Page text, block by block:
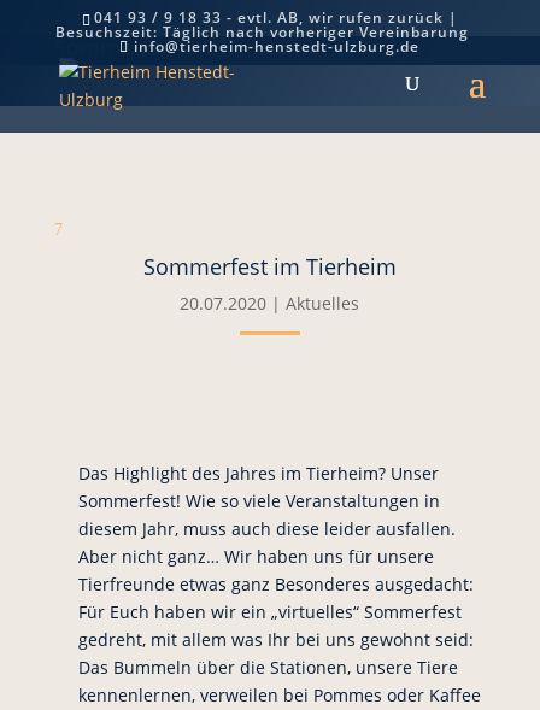
041 93 / 9 18 33 - evtl. AB, wir rufen zurück |
Besuchszeit: Täglich nach vorheriger Vereinbarung
info@tierheim-henstedt-ulzburg.de
Sommerfest im Tierheim
7
Sommerfest im Tierheim
20.07.2020 |Aktuelles
Das Highlight des Jahres im Tierheim? Unser
Sommerfest! Wie so viele Veranstaltungen in
diesem Jahr, muss auch diese leider ausfallen.
Aber nicht ganz… Wir haben uns für unsere
Tierfreunde etwas ganz Besonderes ausgedacht:
Für Euch haben wir ein „virtuelles“ Sommerfest
gedreht, mit allem was Ihr bei uns gewohnt seid:
Das Bummeln über die Stationen, unsere Tiere
kennenlernen, verweilen bei Pommes oder Kaffee